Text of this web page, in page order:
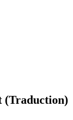
(Traduction)